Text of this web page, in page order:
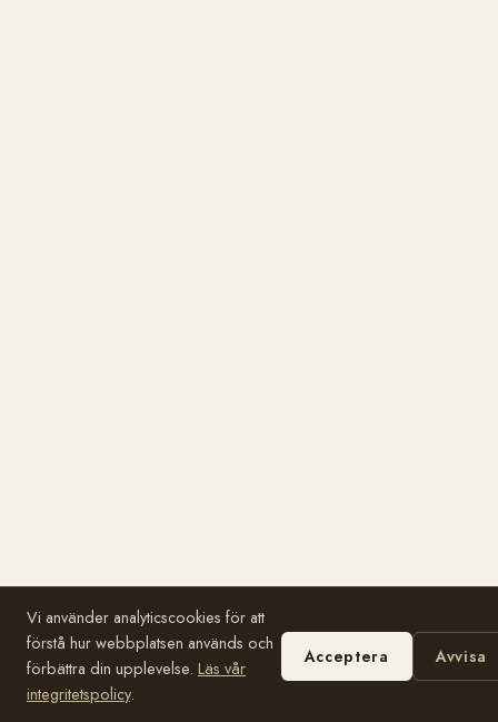
Vi använder analyticscookies för att
förstå hur webbplatsen används och
förbättra din upplevelse. Läs vår
integritetspolicy.
Acceptera Avvisa